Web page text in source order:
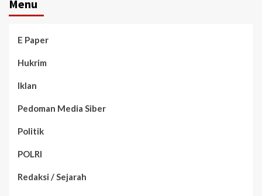
Menu
E Paper
Hukrim
Iklan
Pedoman Media Siber
Politik
POLRI
Redaksi / Sejarah